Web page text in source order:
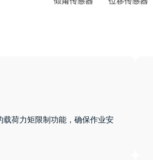
载荷力矩限制功能，确保作业安